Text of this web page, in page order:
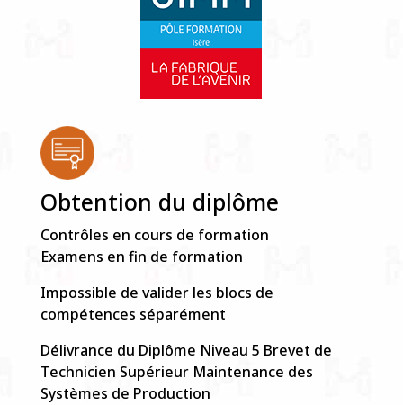
Obtention du diplôme
Contrôles en cours de formation
Examens en fin de formation
Impossible de valider les blocs de
compétences séparément
Délivrance du Diplôme Niveau 5 Brevet de
Technicien Supérieur Maintenance des
Systèmes de Production